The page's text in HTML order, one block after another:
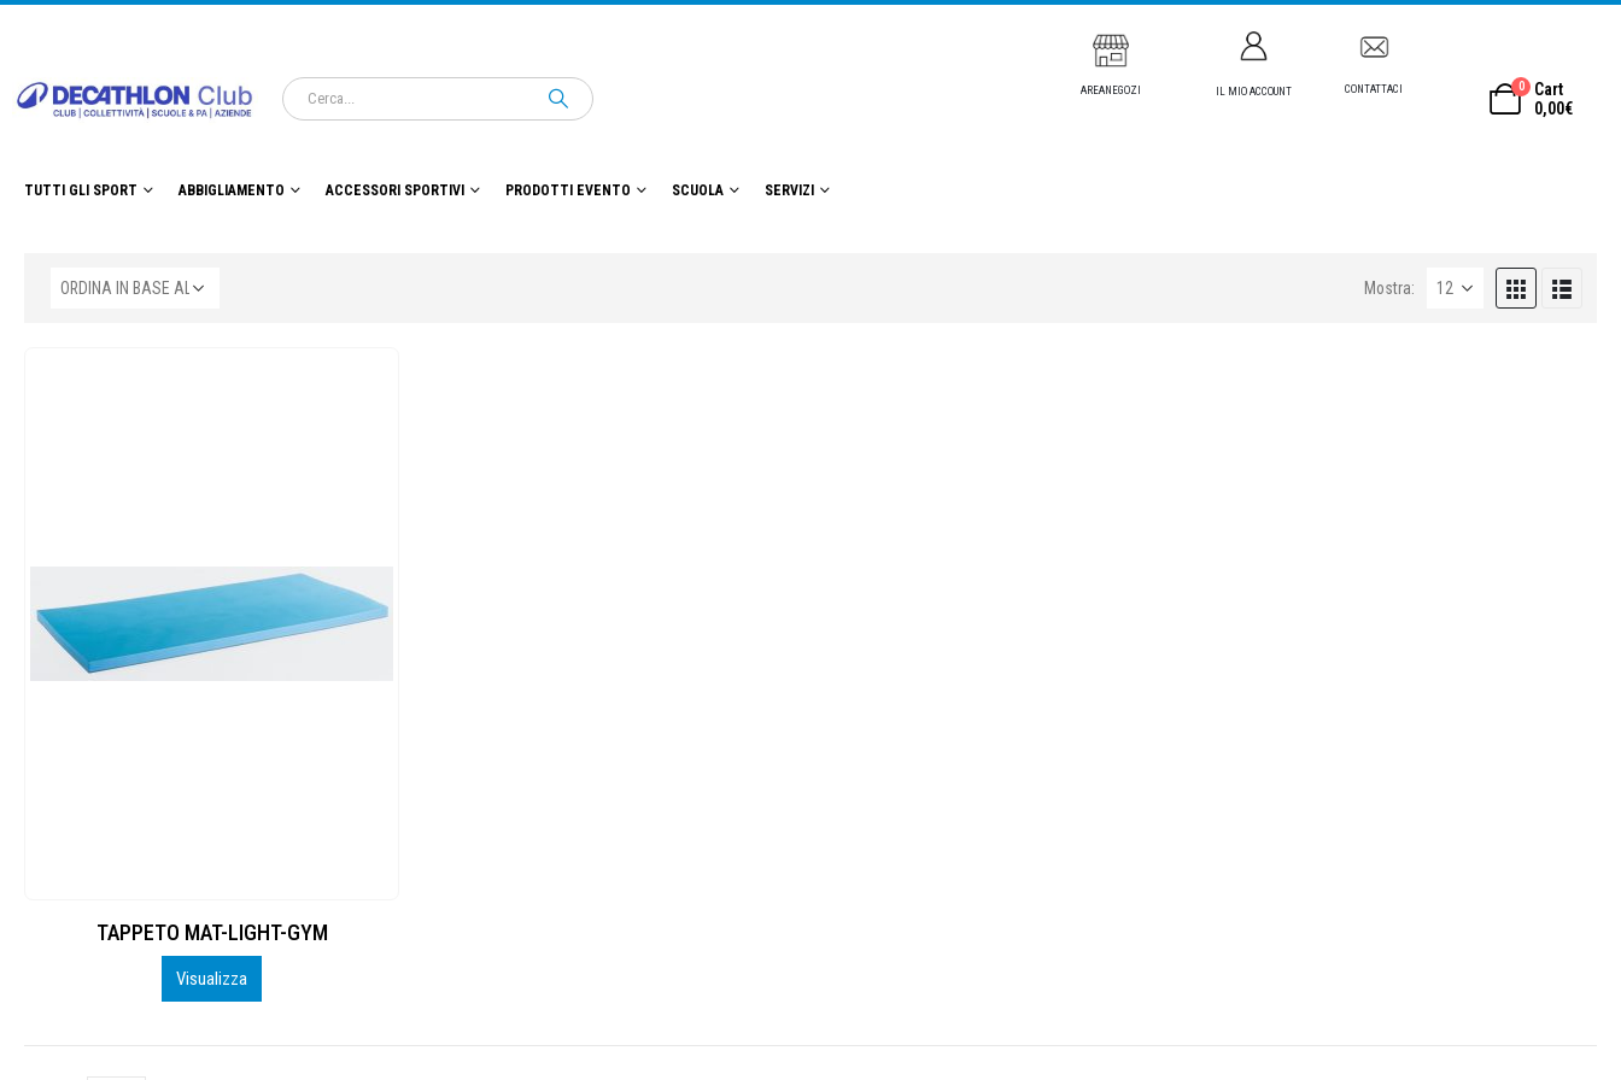
AREANEGOZI IL MIO ACCOUNT CONTATTACI 0
Cart
0,00€
TUTTI GLI SPORT ABBIGLIAMENTO ACCESSORI SPORTIVI PRODOTTI EVENTO SCUOLA SERVIZI
Mostra:
TAPPETO MAT-LIGHT-GYM
Visualizza